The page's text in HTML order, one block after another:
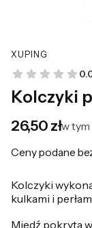
XUPING
Kolczyki
Cena
26,50 złw tym
w tym
Ceny podane
Kolczyki
kulkami i
Miedź pokryta